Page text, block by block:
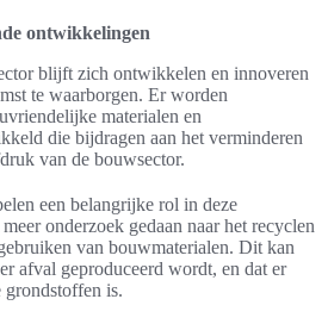
ontwikkelingen
blijft zich ontwikkelen en innoveren
te waarborgen. Er worden
materialen en
die bijdragen aan het verminderen
van de bouwsector.
een belangrijke rol in deze
onderzoek gedaan naar het recyclen
van bouwmaterialen. Dit kan
afval geproduceerd wordt, en dat er
grondstoffen is.